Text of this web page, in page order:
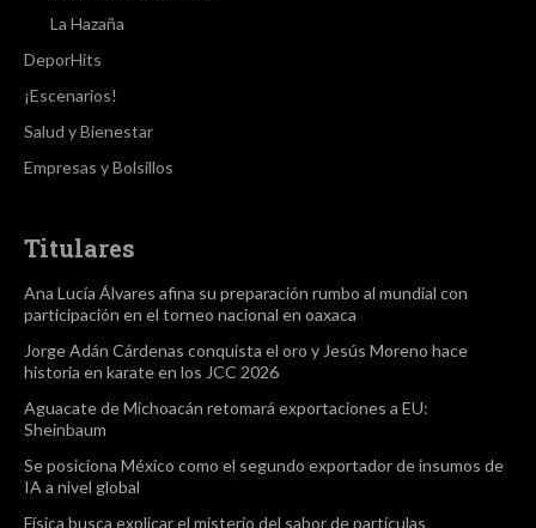
La Hazaña
DeporHits
¡Escenarios!
Salud y Bienestar
Empresas y Bolsillos
Titulares
Ana Lucía Álvares afina su preparación rumbo al mundial con
participación en el torneo nacional en oaxaca
Jorge Adán Cárdenas conquista el oro y Jesús Moreno hace
historia en karate en los JCC 2026
Aguacate de Michoacán retomará exportaciones a EU:
Sheinbaum
Se posiciona México como el segundo exportador de insumos de
IA a nivel global
Física busca explicar el misterio del sabor de partículas